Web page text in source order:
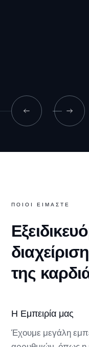
ΠΟΙΟΙ ΕΙΜΑΣΤΕ
της
Η Εμπειρία μας
Έχουμε μεγάλη